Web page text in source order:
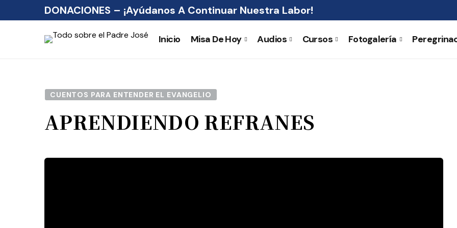
DONACIONES – ¡Ayúdanos A Continuar Nuestra Labor!
Inicio Misa De Hoy Audios Cursos Fotogalería
CUENTOS PARA ENTENDER EL EVANGELIO
APRENDIENDO REFRANES